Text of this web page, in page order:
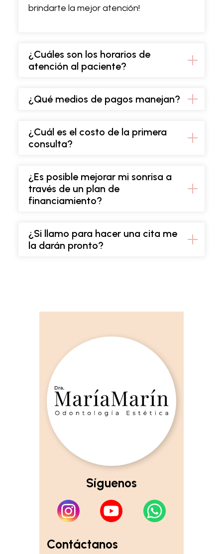
brindarte la mejor atención!
¿Cuáles son los horarios de
atención al paciente?
¿Qué medios de pagos manejan?
¿Cuál es el costo de la primera
consulta?
¿Es posible mejorar mi sonrisa a
través de un plan de
financiamiento?
¿Si llamo para hacer una cita me
la darán pronto?
Síguenos
Contáctanos